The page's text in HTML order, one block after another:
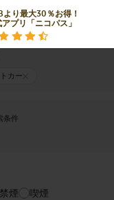
より最大30％お得！
プリ「ニコパス」
月10日 (月) 13:00
カー
件
禁煙 喫煙